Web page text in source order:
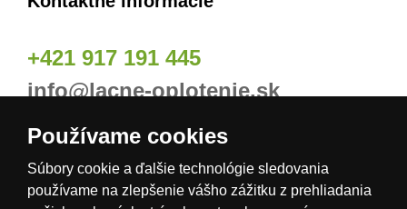
+421 917 191 445
info@lacne-oplotenie.sk
Naše odberné miesta
Používame cookies
Súbory cookie a ďalšie technológie sledovania
používame na zlepšenie vášho zážitku z prehliadania